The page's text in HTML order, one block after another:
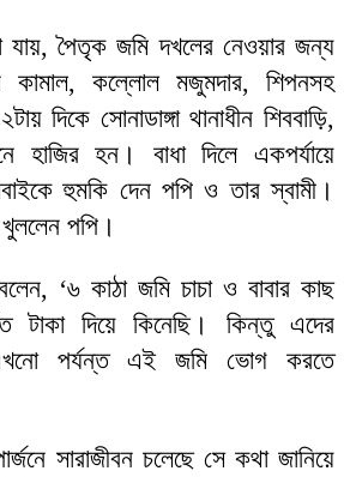
যায়, পৈতৃক জমি দখলের নেওয়ার জন্য
কামাল, কল্লোল মজুমদার, শিপনসহ
দিকে সোনাডাঙ্গা থানাধীন শিববাড়ি,
হাজির হন। বাধা দিলে একপর্যায়ে
হুমকি দেন পপি ও তার স্বামী।
খুললেন পপি।
‘৬ কাঠা জমি চাচা ও বাবার কাছ
টাকা দিয়ে কিনেছি। কিন্তু এদের
পর্যন্ত এই জমি ভোগ করতে
সারাজীবন চলেছে সে কথা জানিয়ে